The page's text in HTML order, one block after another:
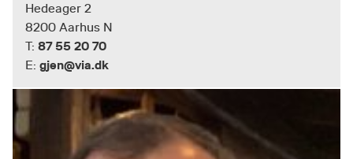
Hedeager 2
8200 Aarhus N
T: 87 55 20 70
E: gjen@via.dk